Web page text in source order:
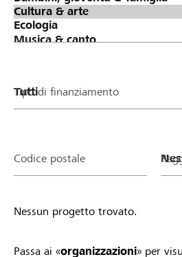
Tipo di finanziamento
Codice postale
Nessun progetto trovato.
Passa ai «organizzazioni» per